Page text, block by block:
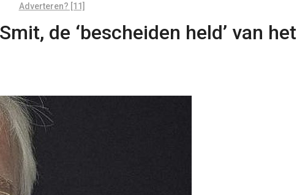
Adverteren? [11]
de ‘bescheiden held’ van het